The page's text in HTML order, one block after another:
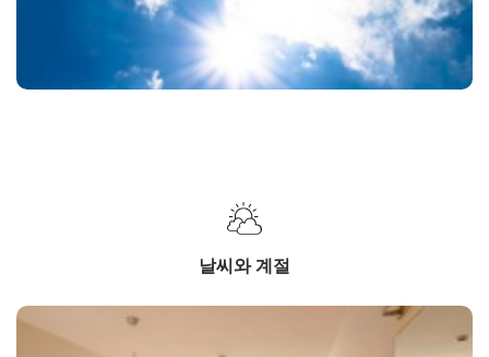
날씨와 계절